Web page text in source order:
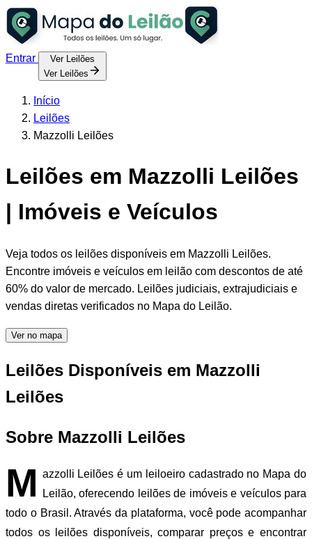
Entrar
Ver Leilões
Ver Leilões
Início
Leilões
Mazzolli Leilões
Leilões em Mazzolli Leilões
| Imóveis e Veículos
Veja todos os leilões disponíveis em Mazzolli Leilões.
Encontre imóveis e veículos em leilão com descontos de até
60% do valor de mercado. Leilões judiciais, extrajudiciais e
vendas diretas verificados no Mapa do Leilão.
Ver no mapa
Leilões Disponíveis em Mazzolli
Leilões
Sobre Mazzolli Leilões
M azzolli Leilões é um leiloeiro cadastrado no Mapa do
Leilão, oferecendo leilões de imóveis e veículos para
todo o Brasil. Através da plataforma, você pode acompanhar
todos os leilões disponíveis, comparar preços e encontrar